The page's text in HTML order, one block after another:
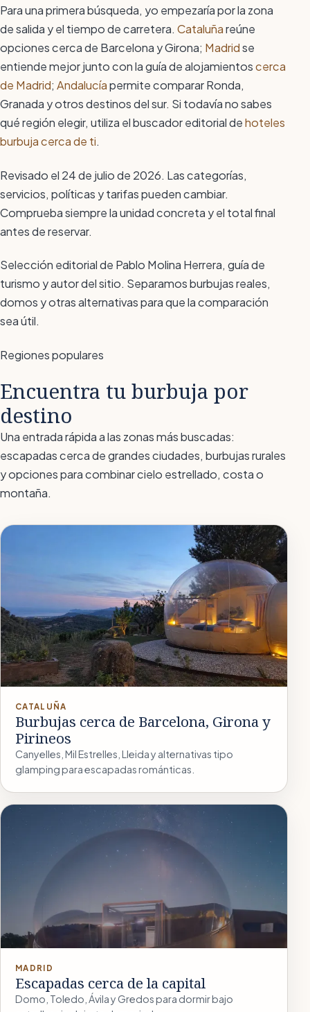
Para una primera búsqueda, yo empezaría por la zona
de salida y el tiempo de carretera. Cataluñareúne
opciones cerca de Barcelona y Girona; Madridse
entiende mejor junto con la guía de alojamientoscerca
de Madrid; Andalucíapermite comparar Ronda,
Granada y otros destinos del sur. Si todavía no sabes
qué región elegir, utiliza el buscador editorial dehoteles
burbuja cerca de ti.
Revisado el 24 de julio de 2026. Las categorías,
servicios, políticas y tarifas pueden cambiar.
Comprueba siempre la unidad concreta y el total final
antes de reservar.
Selección editorial de Pablo Molina Herrera, guía de
turismo y autor del sitio. Separamos burbujas reales,
domos y otras alternativas para que la comparación
sea útil.
Regiones populares
Encuentra tu burbuja por
destino
Una entrada rápida a las zonas más buscadas:
escapadas cerca de grandes ciudades, burbujas rurales
y opciones para combinar cielo estrellado, costa o
montaña.
CATALUÑA
Burbujas cerca de Barcelona, Girona y
Pirineos
Canyelles, Mil Estrelles, Lleida y alternativas tipo
glamping para escapadas románticas.
MADRID
Escapadas cerca de la capital
Domo, Toledo, Ávila y Gredos para dormir bajo